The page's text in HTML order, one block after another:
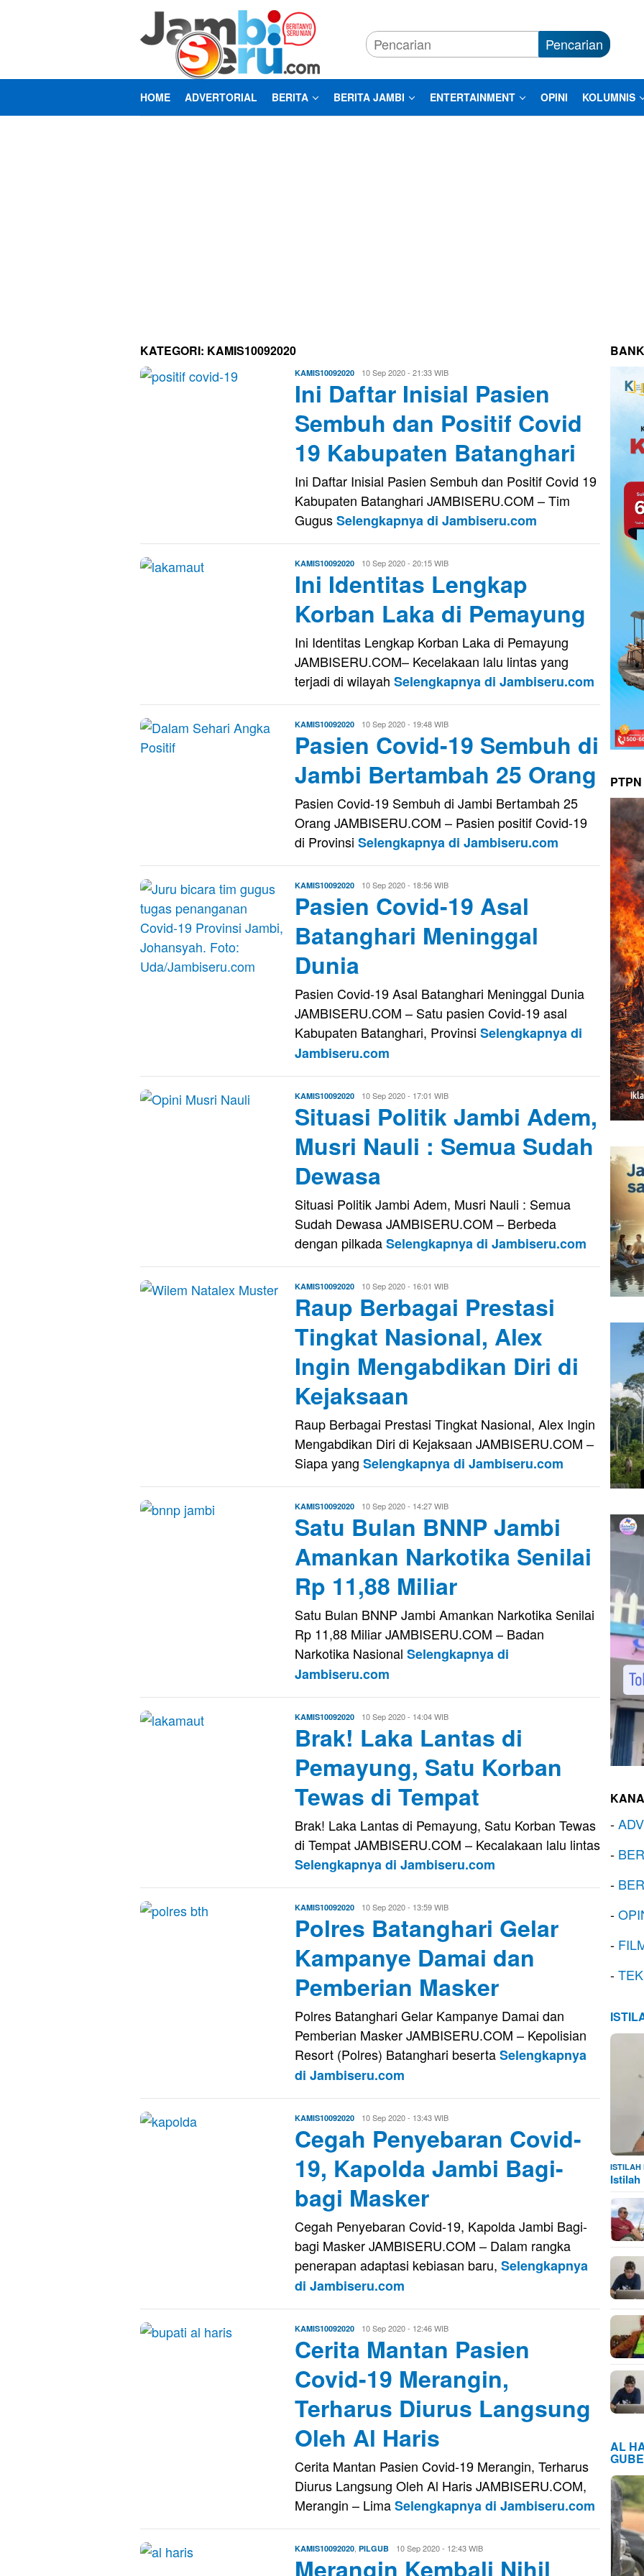
Pencarian
HOME ADVERTORIAL BERITA BERITA JAMBI ENTERTAINMENT OPINI KOLUMNIS
KATEGORI: KAMIS10092020
KAMIS10092020 Evo
Kusnady
10 Sep 2020 - 21:33 WIB
Ini Daftar Inisial Pasien
Sembuh dan Positif Covid
19 Kabupaten Batanghari
Ini Daftar Inisial Pasien Sembuh dan Positif Covid 19
Kabupaten Batanghari JAMBISERU.COM – Tim
GugusSelengkapnya di Jambiseru.com
KAMIS10092020 Evo
10 Sep 2020 - 20:15 WIB
Ini Identitas Lengkap
Korban Laka di Pemayung
Ini Identitas Lengkap Korban Laka di Pemayung
JAMBISERU.COM– Kecelakaan lalu lintas yang
terjadi di wilayah Selengkapnya di Jambiseru.com
KAMIS10092020 Evo
Kusnady
10 Sep 2020 - 19:48 WIB
Pasien Covid-19 Sembuh di
Jambi Bertambah 25 Orang
Pasien Covid-19 Sembuh di Jambi Bertambah 25
Orang JAMBISERU.COM – Pasien positif Covid-19
di Provinsi Selengkapnya di Jambiseru.com
KAMIS10092020 Evo
Kusnady
10 Sep 2020 - 18:56 WIB
Pasien Covid-19 Asal
Batanghari Meninggal
Dunia
Pasien Covid-19 Asal Batanghari Meninggal Dunia
JAMBISERU.COM – Satu pasien Covid-19 asal
Kabupaten Batanghari, Provinsi Selengkapnya di
Jambiseru.com
KAMIS10092020 Eri
Saputra
10 Sep 2020 - 17:01 WIB
Situasi Politik Jambi Adem,
Musri Nauli : Semua Sudah
Dewasa
Situasi Politik Jambi Adem, Musri Nauli : Semua
Sudah Dewasa JAMBISERU.COM – Berbeda
dengan pilkadaSelengkapnya di Jambiseru.com
KAMIS10092020 Eri
Saputra
10 Sep 2020 - 16:01 WIB
Raup Berbagai Prestasi
Tingkat Nasional, Alex
Ingin Mengabdikan Diri di
Kejaksaan
Raup Berbagai Prestasi Tingkat Nasional, Alex Ingin
Mengabdikan Diri di Kejaksaan JAMBISERU.COM –
Siapa yang Selengkapnya di Jambiseru.com
KAMIS10092020 Eri
Saputra
10 Sep 2020 - 14:27 WIB
Satu Bulan BNNP Jambi
Amankan Narkotika Senilai
Rp 11,88 Miliar
Satu Bulan BNNP Jambi Amankan Narkotika Senilai
Rp 11,88 Miliar JAMBISERU.COM – Badan
Narkotika Nasional Selengkapnya di
Jambiseru.com
KAMIS10092020 Eri
Saputra
10 Sep 2020 - 14:04 WIB
Brak! Laka Lantas di
Pemayung, Satu Korban
Tewas di Tempat
Brak! Laka Lantas di Pemayung, Satu Korban Tewas
di Tempat JAMBISERU.COM – Kecalakaan lalu lintas
Selengkapnya di Jambiseru.com
KAMIS10092020 Eri
Saputra
10 Sep 2020 - 13:59 WIB
Polres Batanghari Gelar
Kampanye Damai dan
Pemberian Masker
Polres Batanghari Gelar Kampanye Damai dan
Pemberian Masker JAMBISERU.COM – Kepolisian
Resort (Polres) Batanghari besertaSelengkapnya
di Jambiseru.com
KAMIS10092020 Eri
Saputra
10 Sep 2020 - 13:43 WIB
Cegah Penyebaran Covid-
19, Kapolda Jambi Bagi-
bagi Masker
Cegah Penyebaran Covid-19, Kapolda Jambi Bagi-
bagi Masker JAMBISERU.COM – Dalam rangka
penerapan adaptasi kebiasan baru, Selengkapnya
di Jambiseru.com
KAMIS10092020 Eri
Saputra
10 Sep 2020 - 12:46 WIB
Cerita Mantan Pasien
Covid-19 Merangin,
Terharus Diurus Langsung
Oleh Al Haris
Cerita Mantan Pasien Covid-19 Merangin, Terharus
Diurus Langsung Oleh Al Haris JAMBISERU.COM,
Merangin – LimaSelengkapnya di Jambiseru.com
KAMIS10092020 PILGUB Eri
Saputra
10 Sep 2020 - 12:43 WIB
Merangin Kembali Nihil
-
-
-
-
-
-
ISTILAH
Istilah
AL